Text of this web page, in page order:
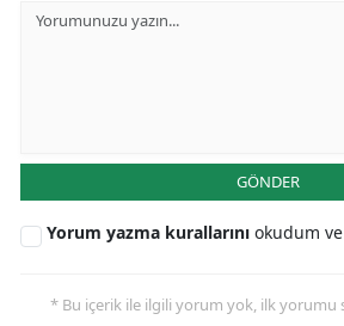
GÖNDER
Yorum yazma kurallarını okudum
* Bu içerik ile ilgili yorum yok, ilk yorumu